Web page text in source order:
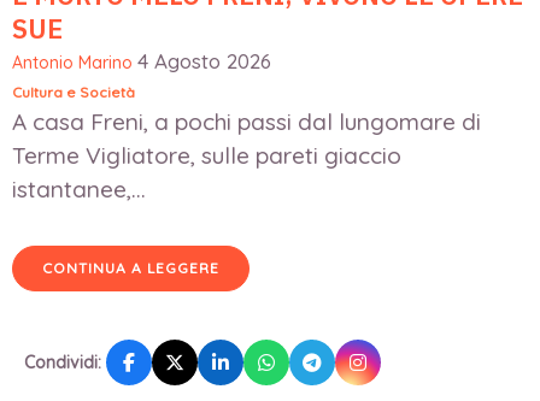
SUE
Antonio Marino 4 Agosto 2026
Cultura e Società
A casa Freni, a pochi passi dal lungomare di
Terme Vigliatore, sulle pareti giaccio
istantanee,...
CONTINUA A LEGGERE
Condividi: